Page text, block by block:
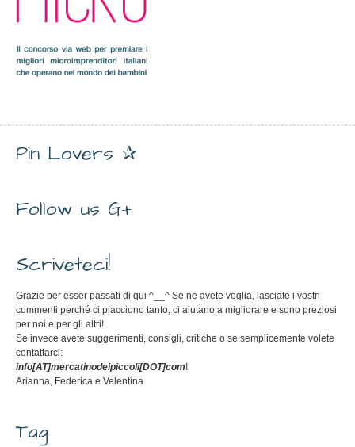
Pin Lovers ✰
Follow us G+
Scriveteci!
Grazie per esser passati di qui ^__^ Se ne avete voglia, lasciate i vostri
commenti perché ci piacciono tanto, ci aiutano a migliorare e sono preziosi
per noi e per gli altri!
Se invece avete suggerimenti, consigli, critiche o se semplicemente volete
contattarci:
info[AT]mercatinodeipiccoli[DOT]com!
Arianna, Federica e Velentina
Tag